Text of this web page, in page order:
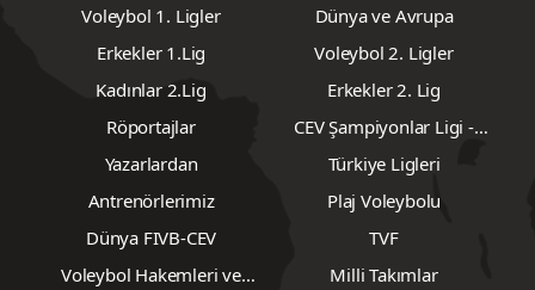
Voleybol 1. Ligler
Dünya ve Avrupa
Erkekler 1.Lig
Voleybol 2. Ligler
Kadınlar 2.Lig
Erkekler 2. Lig
Röportajlar
CEV Şampiyonlar Ligi -
Erkekler
Yazarlardan
Türkiye Ligleri
Antrenörlerimiz
Plaj Voleybolu
Dünya FIVB-CEV
TVF
Voleybol Hakemleri ve
Milli Takımlar